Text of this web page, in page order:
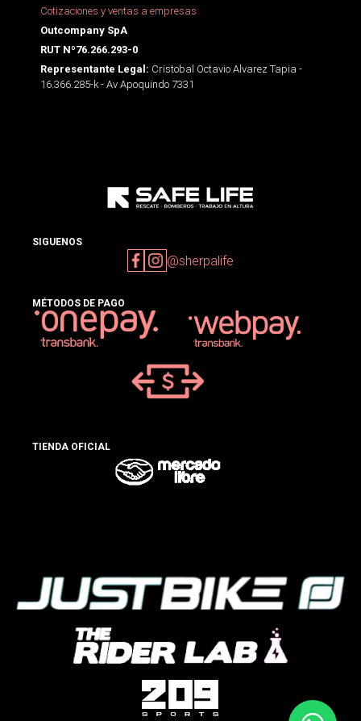
Cotizaciones y ventas a empresas
Outcompany SpA
RUT Nº76.266.293-0
Representante Legal: Cristobal Octavio Alvarez Tapia -
16.366.285-k - Av Apoquindo 7331
SIGUENOS
@sherpalife
MÉTODOS DE PAGO
TIENDA OFICIAL